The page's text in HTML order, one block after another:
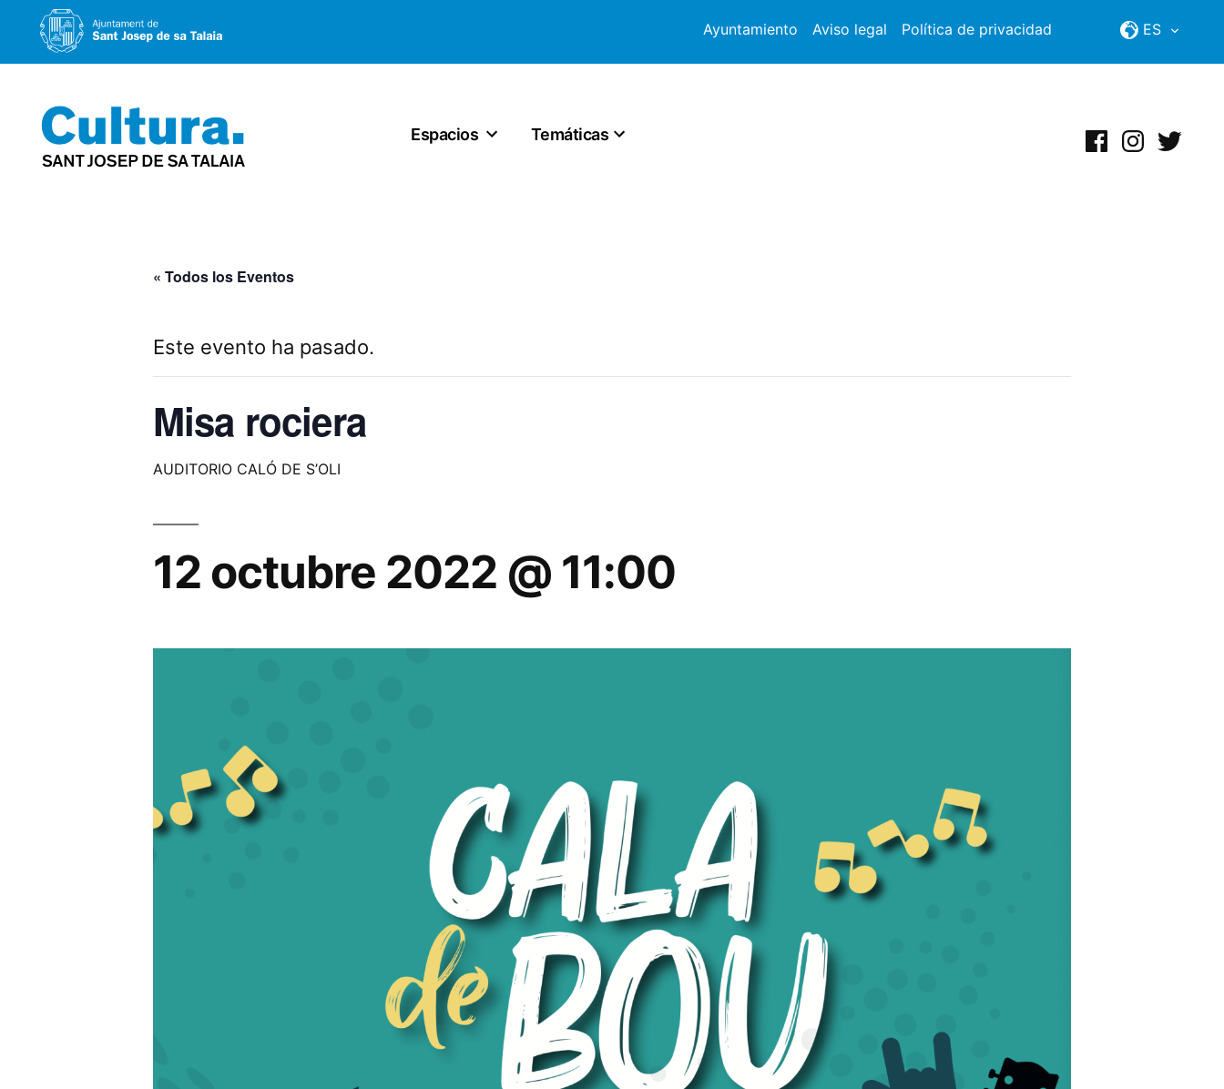
ES
Ayuntamiento Aviso legal Política de privacidad
al
contenido
Espacios Temáticas Facebook
Instagram
Twitter
« Todos los Eventos
Este evento ha pasado.
Misa rociera
AUDITORIO CALÓ DE S’OLI
12 octubre 2022 @ 11:00